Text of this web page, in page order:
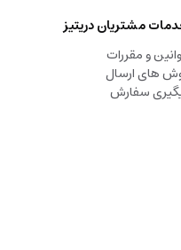
مشتریان دریتیز
و مقررات
های ارسال
سفارش